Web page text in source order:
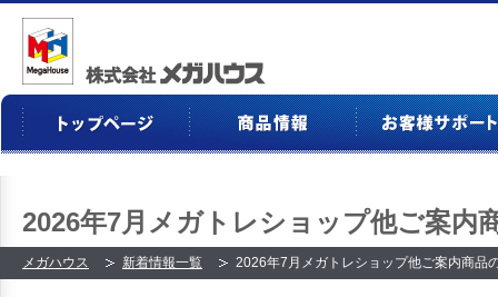
2026年7月メガトレショップ他ご案内
メガハウス 新着情報一覧 2026年7月メガトレショップ他ご案内商品